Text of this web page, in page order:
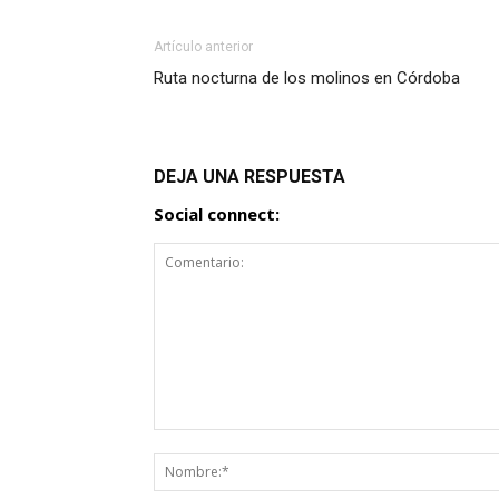
Artículo anterior
Ruta nocturna de los molinos en Córdoba
DEJA UNA RESPUESTA
Social connect: